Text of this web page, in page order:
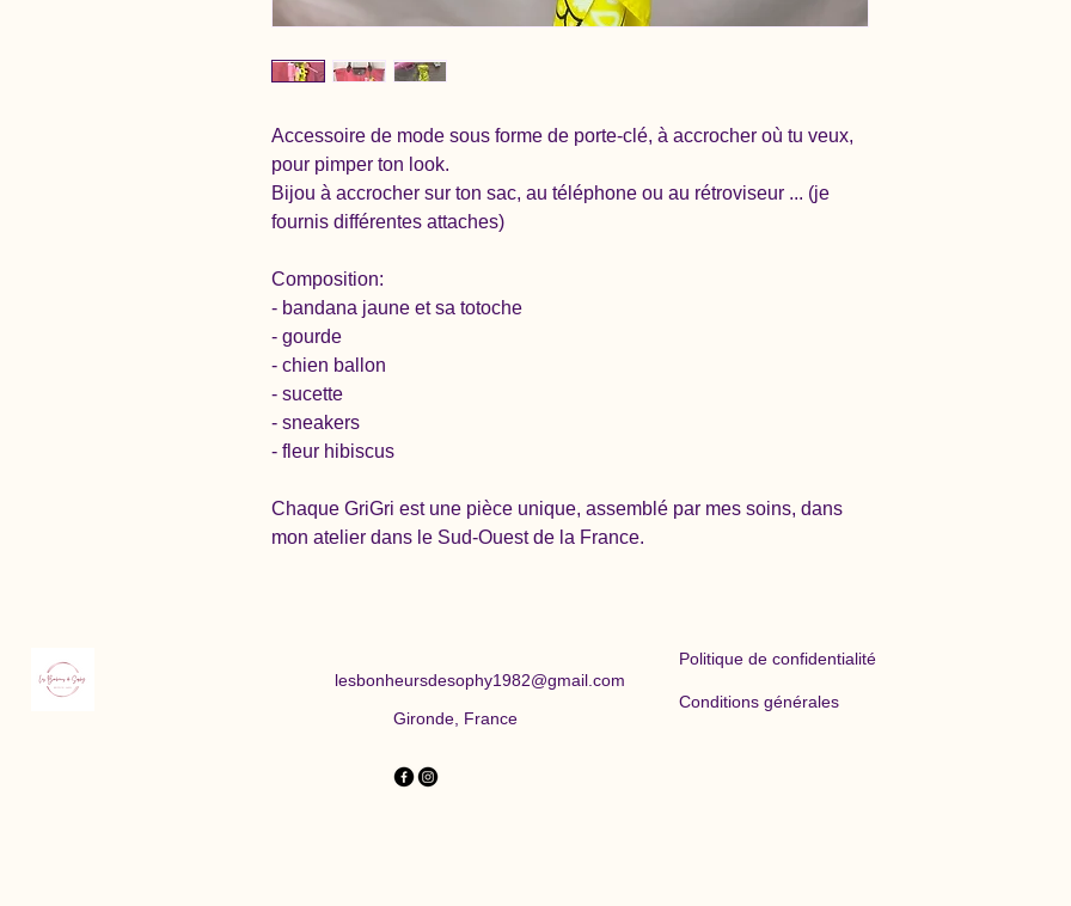
Accessoire de mode sous forme de porte-clé, à accrocher où tu veux,
pour pimper ton look.
Bijou à accrocher sur ton sac, au téléphone ou au rétroviseur ... (je
fournis différentes attaches)
Composition:
- bandana jaune et sa totoche
- gourde
- chien ballon
- sucette
- sneakers
- fleur hibiscus
Chaque GriGri est une pièce unique, assemblé par mes soins, dans
mon atelier dans le Sud-Ouest de la France.
lesbonheursdesophy1982@gmail.com
Gironde, France
Politique de confidentialité
Conditions générales